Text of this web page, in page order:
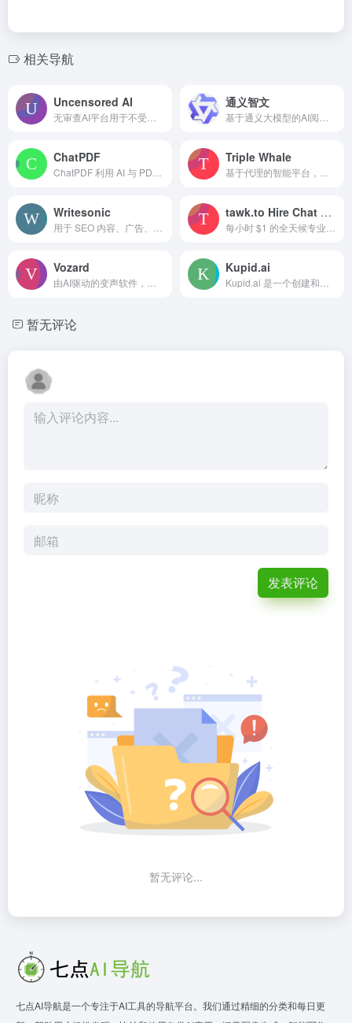
相关导航
Uncensored AI 通义智文
ChatPDF Triple Whale
Writesonic tawk.to Hire Chat Agents
Vozard Kupid.ai
暂无评论
发表评论
暂无评论...
七点AI导航是一个专注于AI工具的导航平台。我们通过精细的分类和每日更